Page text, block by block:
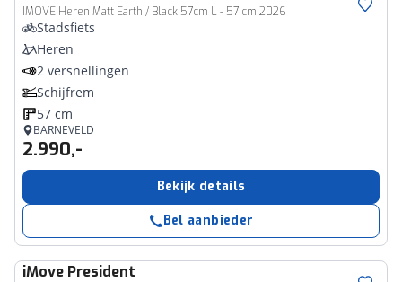
IMOVE Heren Matt Earth / Black 57cm L - 57 cm 2026
Stadsfiets
Heren
2 versnellingen
Schijfrem
57 cm
BARNEVELD
2.990,-
Bekijk details
Bel aanbieder
iMove President